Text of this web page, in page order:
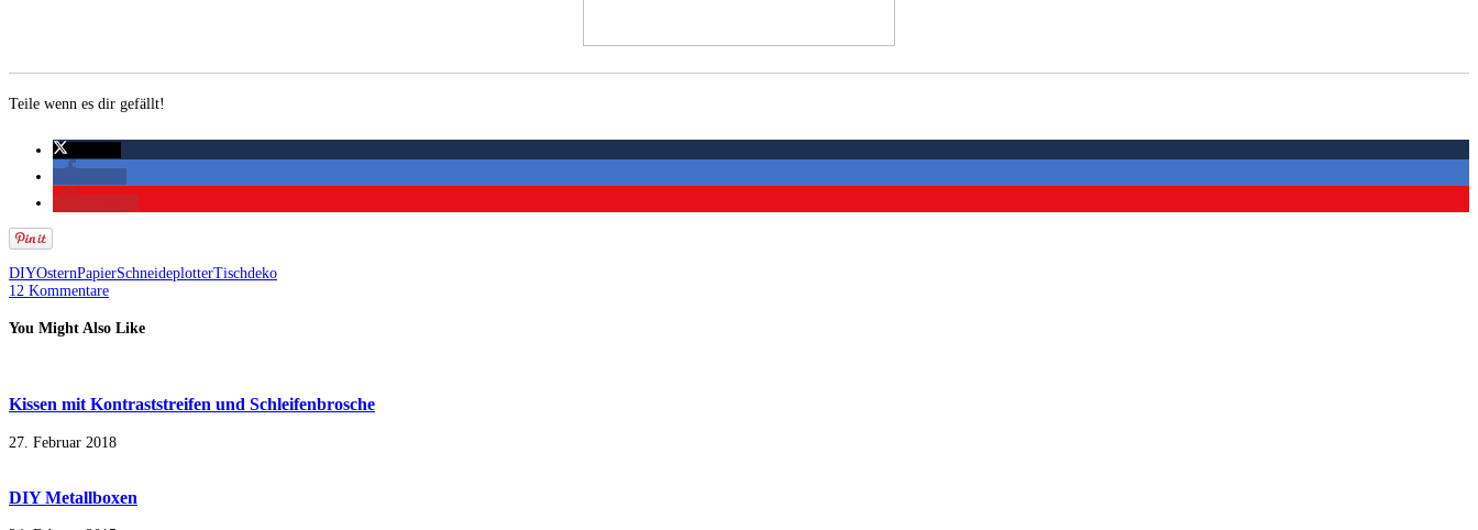
Teile wenn es dir gefällt!
DIYOsternPapierSchneideplotterTischdeko
12 Kommentare
You Might Also Like
Kissen mit Kontraststreifen und Schleifenbrosche
27. Februar 2018
DIY Metallboxen